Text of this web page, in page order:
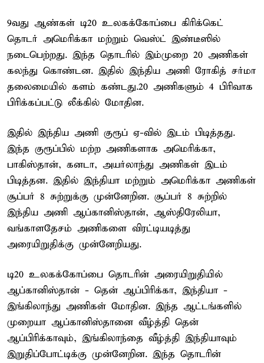
9வது ஆண்கள் டி20 உலகக்கோப்பை கிரிக்கெட்
தொடர் அமெரிக்கா மற்றும் வெஸ்ட் இண்டீஸில்
நடைபெற்றது. இந்த தொடரில் இம்முறை 20 அணிகள்
கலந்து கொண்டன. இதில் இந்திய அணி ரோகித் சர்மா
தலைமையில் களம் கண்டது.20 அணிகளும் 4 பிரிவாக
பிரிக்கப்பட்டு லீக்கில் மோதின.
இதில் இந்திய அணி குரூப் ஏ-வில் இடம் பிடித்தது.
இந்த குரூப்பில் மற்ற அணிகளாக அமெரிக்கா,
பாகிஸ்தான், கனடா, அயர்லாந்து அணிகள் இடம்
பிடித்தன. இதில் இந்தியா மற்றும் அமெரிக்கா அணிகள்
சூப்பர் 8 சுற்றுக்கு முன்னேறின. சூப்பர் 8 சுற்றில்
இந்திய அணி ஆப்கானிஸ்தான், ஆஸ்திரேலியா,
வங்காளதேசம் அணிகளை விரட்டியடித்து
அரையிறுதிக்கு முன்னேறியது.
டி20 உலகக்கோப்பை தொடரின் அரையிறுதியில்
ஆப்கானிஸ்தான் - தென் ஆப்பிரிக்கா, இந்தியா -
இங்கிலாந்து அணிகள் மோதின. இந்த ஆட்டங்களில்
முறையா ஆப்கானிஸ்தானை வீழ்த்தி தென்
ஆப்பிரிக்காவும், இங்கிலாந்தை வீழ்த்தி இந்தியாவும்
இறுதிப்போட்டிக்கு முன்னேறின. இந்த தொடரின்